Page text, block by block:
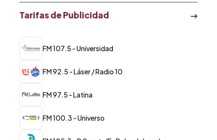
Tarifas de Publicidad
FM 107.5 - Universidad
FM 92.5 - Láser / Radio 10
FM 97.5 - Latina
FM 100.3 - Universo